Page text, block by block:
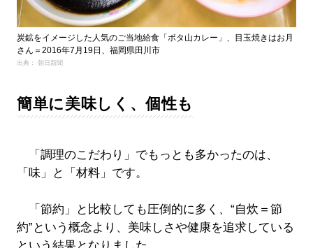
炭鉱をイメージした人気のご当地給食「ボタ山カレー」、目玉焼きはお月
さん＝2016年7月19日、福岡県田川市
出典： 朝日新聞
簡単に美味しく、個性も
「調理のこだわり」でもっとも多かったのは、
「味」と「材料」です。
「節約」と比較しても圧倒的に多く、“自炊＝節
約”という概念より、美味しさや健康を追求している
という結果となりました。